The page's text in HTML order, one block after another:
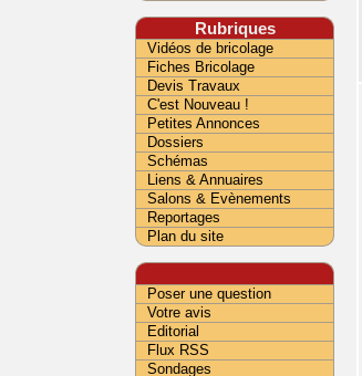
Rubriques
Vidéos de bricolage
Fiches Bricolage
Devis Travaux
C'est Nouveau !
Petites Annonces
Dossiers
Schémas
Liens & Annuaires
Salons & Evènements
Reportages
Plan du site
Poser une question
Votre avis
Editorial
Flux RSS
Sondages